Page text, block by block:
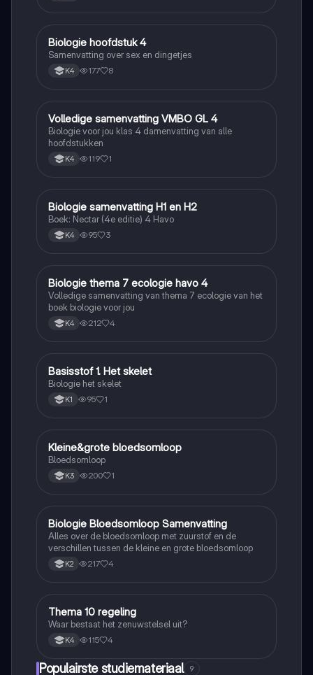
Biologie
Biologie hoofdstuk 4
Samenvatting over sex en dingetjes
K4 177 8
Biologie
Volledige samenvatting VMBO GL 4
Biologie voor jou klas 4 damenvatting van alle
hoofdstukken
K4 119 1
Biologie
Biologie samenvatting H1 en H2
Boek: Nectar (4e editie) 4 Havo
K4 95 3
Biologie
Biologie thema 7 ecologie havo 4
Volledige samenvatting van thema 7 ecologie van het
boek biologie voor jou
K4 212 4
Biologie
Basisstof 1. Het skelet
Biologie het skelet
K1 95 1
Biologie
Kleine&grote bloedsomloop
Bloedsomloop
K3 200 1
Biologie
Biologie Bloedsomloop Samenvatting
Alles over de bloedsomloop met zuurstof en de
verschillen tussen de kleine en grote bloedsomloop
K2 217 4
Biologie
Thema 10 regeling
Waar bestaat het zenuwstelsel uit?
K4 115 4
Populairste studiemateriaal 9